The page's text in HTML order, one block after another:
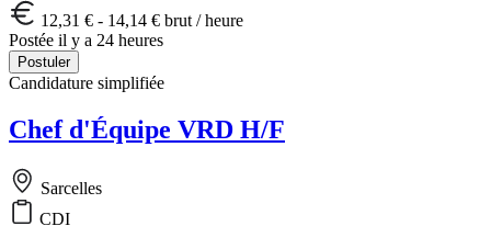
12,31 € - 14,14 € brut / heure
Postée il y a 24 heures
Postuler
Candidature simplifiée
Chef d'Équipe VRD H/F
Sarcelles
CDI